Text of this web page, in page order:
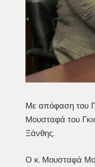
Με απόφαση του
Μουσταφά του
Ξάνθης.
Ο κ. Μουσταφά